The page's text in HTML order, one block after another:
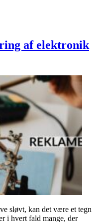
af elektronik
sløvt, kan det være et tegn
i hvert fald mange, der